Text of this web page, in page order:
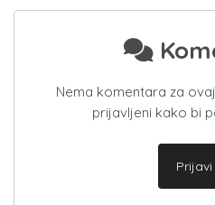
Nema komentara za
prijavljeni kako bi
Prijavi